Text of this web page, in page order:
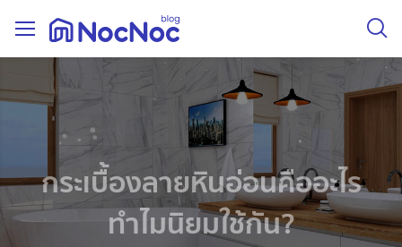
กระเบื้องลายหินอ่อนคืออะไร
ทำไมนิยมใช้กัน?